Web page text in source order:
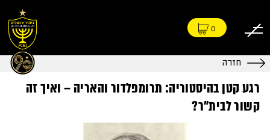
0
חזרה
רגע קטן בהיסטוריה: תרומפלדור והאריה – ואיך זה
קשור לבית"ר?